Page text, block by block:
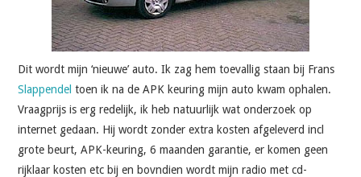
Dit wordt mijn ‘nieuwe’ auto. Ik zag hem toevallig staan bij Frans
Slappendeltoen ik na de APK keuring mijn auto kwam ophalen.
Vraagprijs is erg redelijk, ik heb natuurlijk wat onderzoek op
internet gedaan. Hij wordt zonder extra kosten afgeleverd incl
grote beurt, APK-keuring, 6 maanden garantie, er komen geen
rijklaar kosten etc bij en bovndien wordt mijn radio met cd-